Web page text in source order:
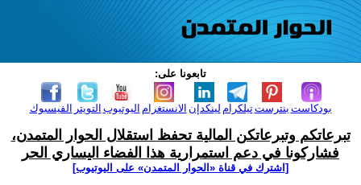
تابعونا على:
الفيسبوك التويتر اليوتيوب الانستغرام لينكدإن تيلكرامبنترست بودكاست
تبرعاتكم وتبرعاتكن المالية تحفظ استقلال الحوار المتمدن،
فشاركونا في دعم استمرارية هذا الفضاء اليساري الحر
[اشترك في قناة ‫«الحوار المتمدن» على اليوتيوب]